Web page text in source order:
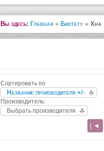
Вы здесь: Главная » Биотату » Хна
Сортировать по
Название производителя +/-
Производитель:
Выбрать производителя
| ◄